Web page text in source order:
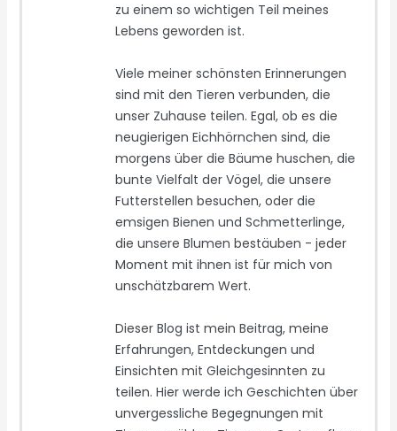
zu einem so wichtigen Teil meines
Lebens geworden ist.
Viele meiner schönsten Erinnerungen
sind mit den Tieren verbunden, die
unser Zuhause teilen. Egal, ob es die
neugierigen Eichhörnchen sind, die
morgens über die Bäume huschen, die
bunte Vielfalt der Vögel, die unsere
Futterstellen besuchen, oder die
emsigen Bienen und Schmetterlinge,
die unsere Blumen bestäuben - jeder
Moment mit ihnen ist für mich von
unschätzbarem Wert.
Dieser Blog ist mein Beitrag, meine
Erfahrungen, Entdeckungen und
Einsichten mit Gleichgesinnten zu
teilen. Hier werde ich Geschichten über
unvergessliche Begegnungen mit